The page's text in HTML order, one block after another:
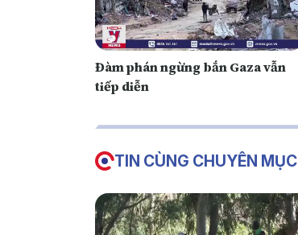
Đàm phán ngừng bắn Gaza vẫn
tiếp diễn
TIN CÙNG CHUYÊN MỤC